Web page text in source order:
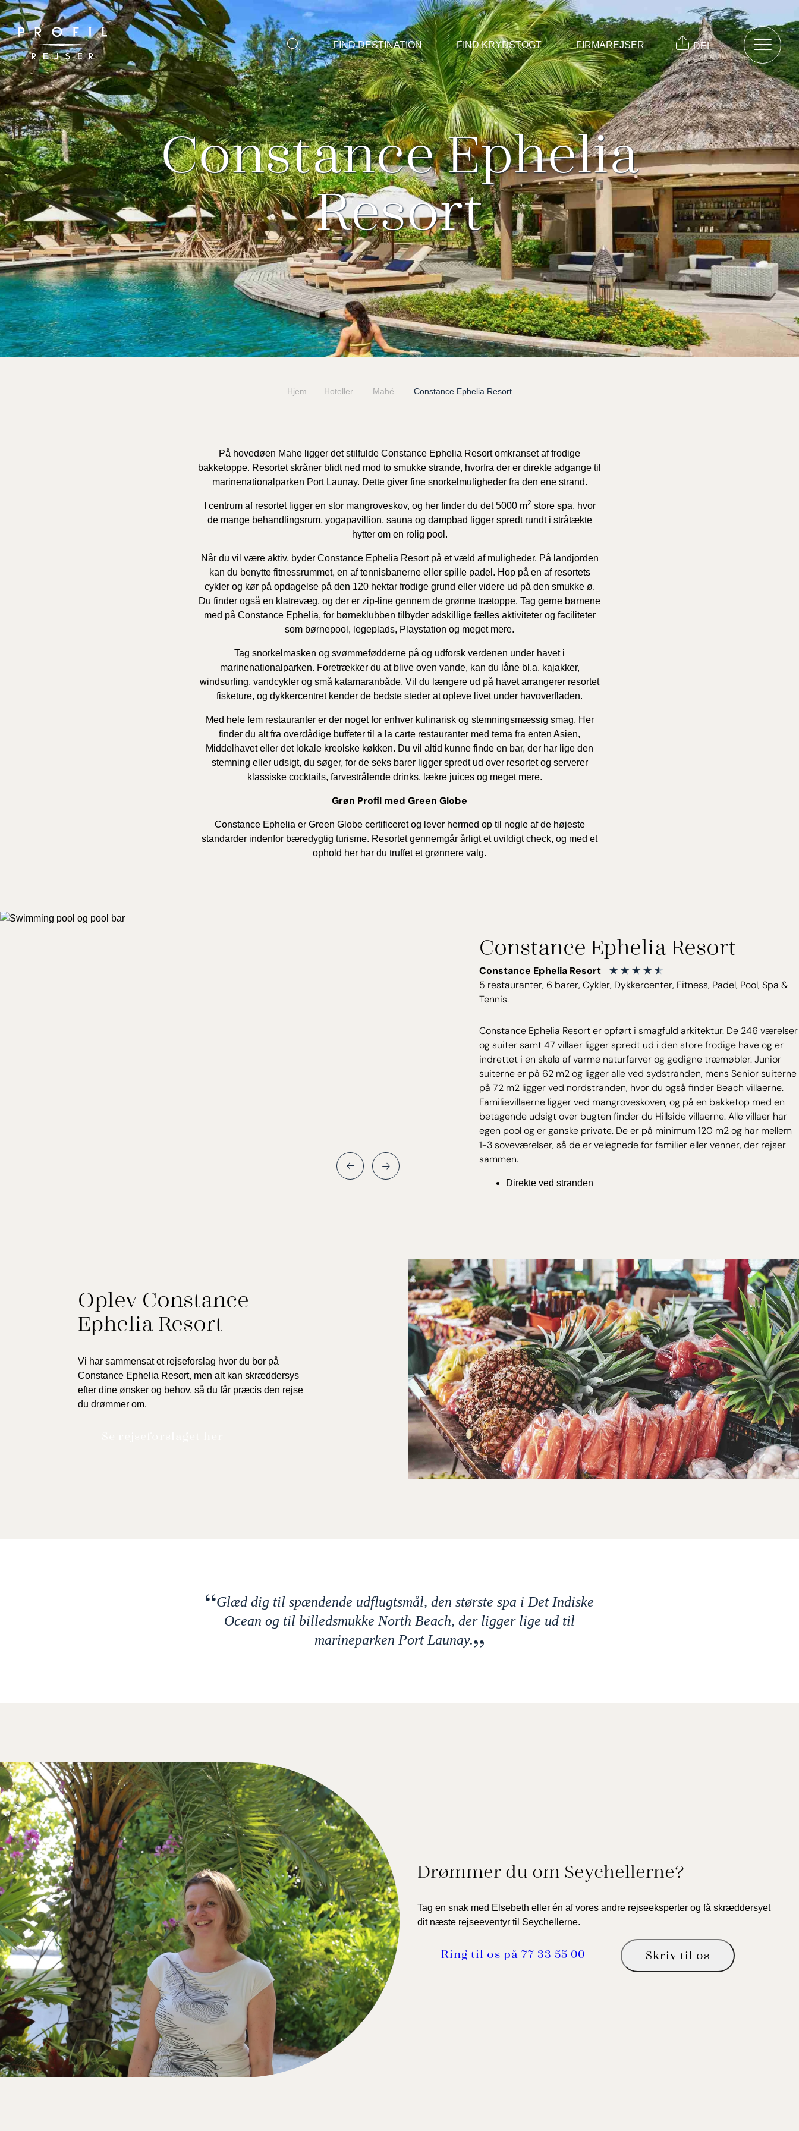
Spring
til
indhold
Vis/Skjul
søgning
FIND DESTINATION FIND KRYDSTOGT FIRMAREJSER DEL
Constance Ephelia
Resort
Hjem Hoteller Mahé Constance Ephelia Resort
På hovedøen Mahe ligger det stilfulde Constance Ephelia Resort omkranset af frodige
bakketoppe. Resortet skråner blidt ned mod to smukke strande, hvorfra der er direkte adgange til
marinenationalparken Port Launay. Dette giver fine snorkelmuligheder fra den ene strand.
I centrum af resortet ligger en stor mangroveskov, og her finder du det 5000 m2 store spa, hvor
de mange behandlingsrum, yogapavillion, sauna og dampbad ligger spredt rundt i stråtækte
hytter om en rolig pool.
Når du vil være aktiv, byder Constance Ephelia Resort på et væld af muligheder. På landjorden
kan du benytte fitnessrummet, en af tennisbanerne eller spille padel. Hop på en af resortets
cykler og kør på opdagelse på den 120 hektar frodige grund eller videre ud på den smukke ø.
Du finder også en klatrevæg, og der er zip-line gennem de grønne trætoppe. Tag gerne børnene
med på Constance Ephelia, for børneklubben tilbyder adskillige fælles aktiviteter og faciliteter
som børnepool, legeplads, Playstation og meget mere.
Tag snorkelmasken og svømmefødderne på og udforsk verdenen under havet i
marinenationalparken. Foretrækker du at blive oven vande, kan du låne bl.a. kajakker,
windsurfing, vandcykler og små katamaranbåde. Vil du længere ud på havet arrangerer resortet
fisketure, og dykkercentret kender de bedste steder at opleve livet under havoverfladen.
Med hele fem restauranter er der noget for enhver kulinarisk og stemningsmæssig smag. Her
finder du alt fra overdådige buffeter til a la carte restauranter med tema fra enten Asien,
Middelhavet eller det lokale kreolske køkken. Du vil altid kunne finde en bar, der har lige den
stemning eller udsigt, du søger, for de seks barer ligger spredt ud over resortet og serverer
klassiske cocktails, farvestrålende drinks, lækre juices og meget mere.
Grøn Profil med Green Globe
Constance Ephelia er Green Globe certificeret og lever hermed op til nogle af de højeste
standarder indenfor bæredygtig turisme. Resortet gennemgår årligt et uvildigt check, og med et
ophold her har du truffet et grønnere valg.
Constance Ephelia Resort
Constance Ephelia Resort
5 restauranter, 6 barer, Cykler, Dykkercenter, Fitness, Padel, Pool, Spa &
Tennis.
Constance Ephelia Resort er opført i smagfuld arkitektur. De 246 værelser
og suiter samt 47 villaer ligger spredt ud i den store frodige have og er
indrettet i en skala af varme naturfarver og gedigne træmøbler. Junior
suiterne er på 62 m2 og ligger alle ved sydstranden, mens Senior suiterne
på 72 m2 ligger ved nordstranden, hvor du også finder Beach villaerne.
Familievillaerne ligger ved mangroveskoven, og på en bakketop med en
betagende udsigt over bugten finder du Hillside villaerne. Alle villaer har
egen pool og er ganske private. De er på minimum 120 m2 og har mellem
1-3 soveværelser, så de er velegnede for familier eller venner, der rejser
sammen.
Direkte ved stranden
Oplev Constance
Ephelia Resort
Vi har sammensat et rejseforslag hvor du bor på
Constance Ephelia Resort, men alt kan skræddersys
efter dine ønsker og behov, så du får præcis den rejse
du drømmer om.
Glæd dig til spændende udflugtsmål, den største spa i Det Indiske
Ocean og til billedsmukke North Beach, der ligger lige ud til
marineparken Port Launay.
Drømmer du om Seychellerne?
Tag en snak med Elsebeth eller én af vores andre rejseeksperter og få skræddersyet
dit næste rejseeventyr til Seychellerne.
Ring til os på 77 33 55 00 Skriv til os